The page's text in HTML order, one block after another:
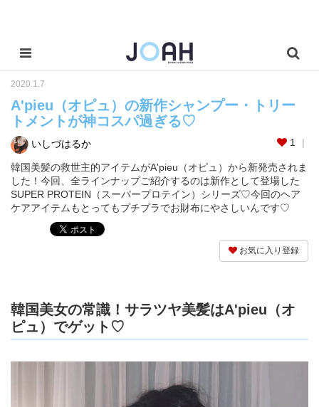
2020.1.7
A'pieu（オピュ）の新作シャンプー・トリー
トメントが神コスパ過ぎる♡
いしづはるか 1
韓国美髪の救世主的アイテムがA'pieu（オピュ）から新発売されま
した！今回、全ラインナップご紹介するのは新作として登場した
SUPER PROTEIN（スーパープロテイン）シリーズ♡今回のヘア
ケアアイテムもとってもプチプラでお財布にやさしいんです♡
お気に入り登録
韓国美女の常識！サラツヤ美髪はA'pieu（オ
ピュ）でゲット♡